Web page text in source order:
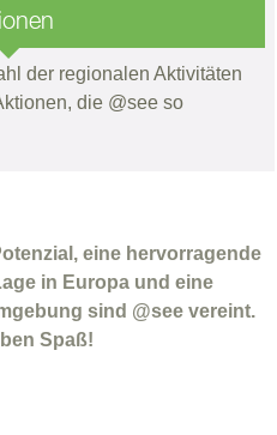
der regionalen Aktivitäten
die @see so
eine hervorragende
in Europa und eine
sind @see vereint.
Spaß!